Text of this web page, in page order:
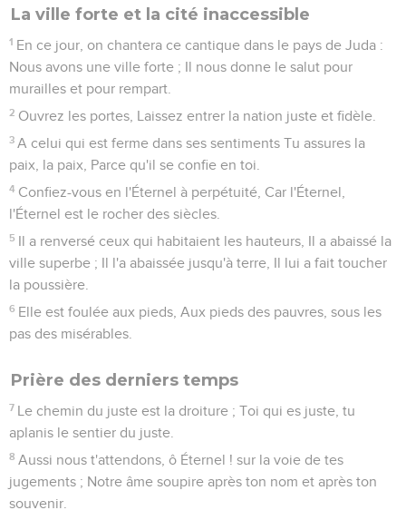
La ville forte et la cité inaccessible
1 En ce jour, on chantera ce cantique dans le pays de Juda :
Nous avons une ville forte ; Il nous donne le salut pour
murailles et pour rempart.
2 Ouvrez les portes, Laissez entrer la nation juste et fidèle.
3 A celui qui est ferme dans ses sentiments Tu assures la
paix, la paix, Parce qu'il se confie en toi.
4 Confiez-vous en l'Éternel à perpétuité, Car l'Éternel,
l'Éternel est le rocher des siècles.
5 Il a renversé ceux qui habitaient les hauteurs, Il a abaissé la
ville superbe ; Il l'a abaissée jusqu'à terre, Il lui a fait toucher
la poussière.
6 Elle est foulée aux pieds, Aux pieds des pauvres, sous les
pas des misérables.
Prière des derniers temps
7 Le chemin du juste est la droiture ; Toi qui es juste, tu
aplanis le sentier du juste.
8 Aussi nous t'attendons, ô Éternel ! sur la voie de tes
jugements ; Notre âme soupire après ton nom et après ton
souvenir.